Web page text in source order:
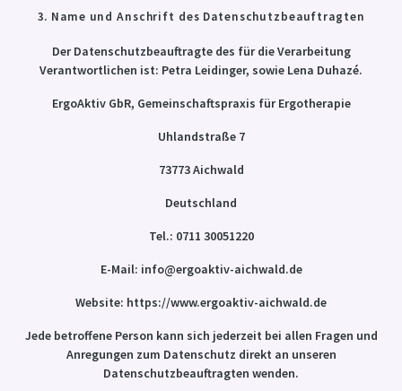
3. Name und Anschrift des Datenschutzbeauftragten
Der Datenschutzbeauftragte des für die Verarbeitung
Verantwortlichen ist: Petra Leidinger, sowie Lena Duhazé.
ErgoAktiv GbR, Gemeinschaftspraxis für Ergotherapie
Uhlandstraße 7
73773 Aichwald
Deutschland
Tel.: 0711 30051220
E-Mail: info@ergoaktiv-aichwald.de
Website: https://www.ergoaktiv-aichwald.de
Jede betroffene Person kann sich jederzeit bei allen Fragen und
Anregungen zum Datenschutz direkt an unseren
Datenschutzbeauftragten wenden.